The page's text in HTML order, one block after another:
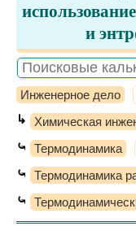
и
Инженерное дело
↳ Химическая
⤿ Термодинамика
⤿ Термодинамика
⤿